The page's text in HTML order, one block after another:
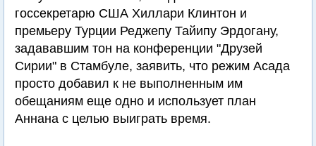
госсекретарю США Хиллари Клинтон и
премьеру Турции Реджепу Тайипу Эрдогану,
задававшим тон на конференции "Друзей
Сирии" в Стамбуле, заявить, что режим Асада
просто добавил к не выполненным им
обещаниям еще одно и использует план
Аннана с целью выиграть время.